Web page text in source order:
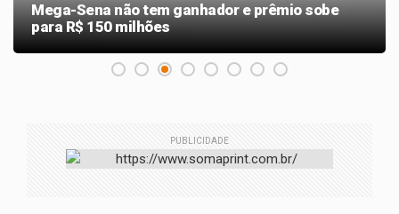
Mega-Sena não tem ganhador e prêmio sobe
para R$ 150 milhões
PUBLICIDADE